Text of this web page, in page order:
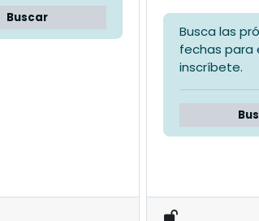
Buscar
Busca las
fechas para
inscríbete.